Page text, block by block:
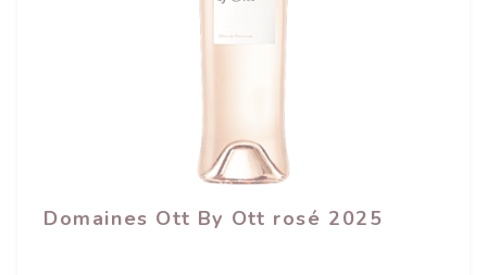
Domaines Ott By Ott rosé 2025